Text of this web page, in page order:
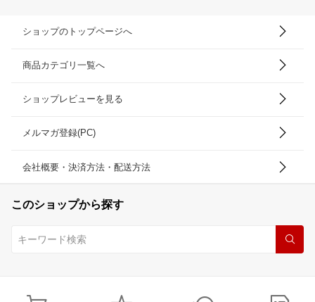
ショップのトップページへ
商品カテゴリ一覧へ
ショップレビューを見る
メルマガ登録(PC)
会社概要・決済方法・配送方法
このショップから探す